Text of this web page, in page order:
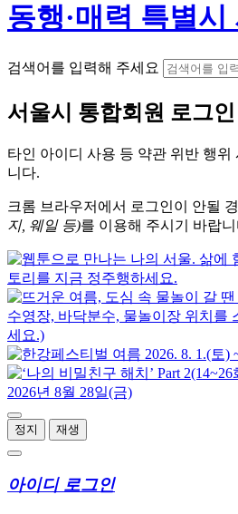
동행·매력 특별시
검색어를 입력해 주세요
서울시 통합회원 로그인
타인 아이디 사용 등 약관 위반 행위
니다.
크롬 브라우저에서 로그인이 안될
지, 웨일 등)를 이용해 주시기 바랍니
정지 재생
아이디 로그인